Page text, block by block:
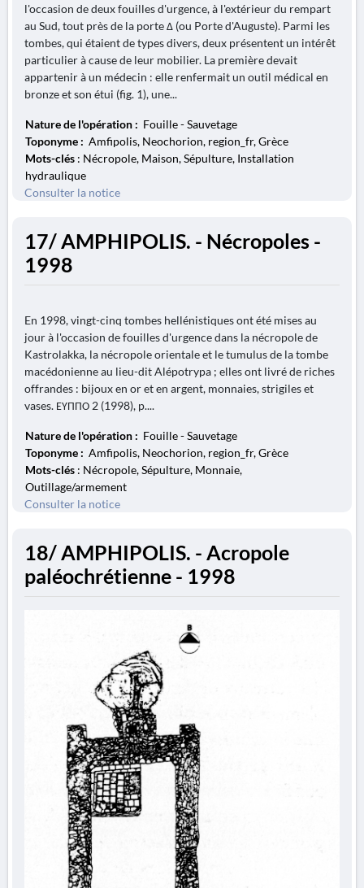
l'occasion de deux fouilles d'urgence, à l'extérieur du rempart
au Sud, tout près de la porte Δ (ou Porte d'Auguste). Parmi les
tombes, qui étaient de types divers, deux présentent un intérêt
particulier à cause de leur mobilier. La première devait
appartenir à un médecin : elle renfermait un outil médical en
bronze et son étui (fig. 1), une...
Nature de l'opération : Fouille - Sauvetage
Toponyme : Amfipolis, Neochorion, region_fr, Grèce
Mots-clés : Nécropole, Maison, Sépulture, Installation
hydraulique
Consulter la notice
17/ AMPHIPOLIS. - Nécropoles -
1998
En 1998, vingt-cinq tombes hellénistiques ont été mises au
jour à l'occasion de fouilles d'urgence dans la nécropole de
Kastrolakka, la nécropole orientale et le tumulus de la tombe
macédonienne au lieu-dit Alépotrypa ; elles ont livré de riches
offrandes : bijoux en or et en argent, monnaies, strigiles et
vases. ΕΥΠΠΟ 2 (1998), p....
Nature de l'opération : Fouille - Sauvetage
Toponyme : Amfipolis, Neochorion, region_fr, Grèce
Mots-clés : Nécropole, Sépulture, Monnaie,
Outillage/armement
Consulter la notice
18/ AMPHIPOLIS. - Acropole
paléochrétienne - 1998